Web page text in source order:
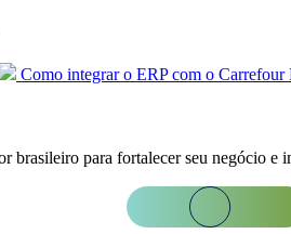
Como integrar o ERP com o Carrefour
brasileiro para fortalecer seu negócio e